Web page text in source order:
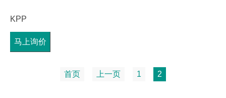
KPP
马上询价
首页 上一页 1 2